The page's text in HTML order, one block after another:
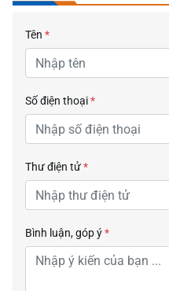
Tên *
Số điện thoại*
Thư điện tử*
Bình luận, góp ý*